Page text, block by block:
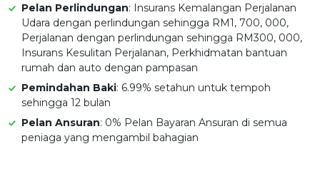
Pelan Perlindungan: Insurans Kemalangan Perjalanan
Udara dengan perlindungan sehingga RM1, 700, 000,
Perjalanan dengan perlindungan sehingga RM300, 000,
Insurans Kesulitan Perjalanan, Perkhidmatan bantuan
rumah dan auto dengan pampasan
Pemindahan Baki: 6.99% setahun untuk tempoh
sehingga 12 bulan
Pelan Ansuran: 0% Pelan Bayaran Ansuran di semua
peniaga yang mengambil bahagian